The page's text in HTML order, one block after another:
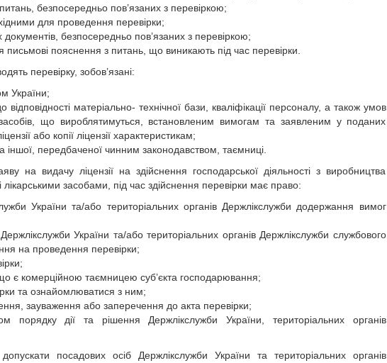
безпосередньо пов’язаних з перевіркою;
для проведення перевірки;
документів, безпосередньо пов’язаних з перевіркою;
письмові пояснення з питань, що виникають під час перевірки.
перевірку, зобов’язані:
України;
матеріально- технічної бази, кваліфікації персоналу, а також умов
що вироблятимуться, встановленим вимогам та заявленим у поданих
або копії ліцензії характеристикам;
передбаченої чинним законодавством, таємниці.
на видачу ліцензії на здійснення господарської діяльності з виробництва
лікарськими засобами, під час здійснення перевірки має право:
України та/або територіальних органів Держлікслужби додержання вимог
України та/або територіальних органів Держлікслужби службового
на проведення перевірки;
є комерційною таємницею суб’єкта господарювання;
та ознайомлюватися з ним;
зауваження або заперечення до акта перевірки;
порядку дії та рішення Держлікслужби України, територіальних органів
посадових осіб Держлікслужби України та територіальних органів